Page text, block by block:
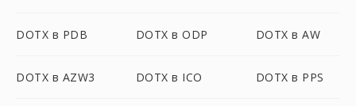
DOTX в PDB DOTX в ODP DOTX в AW
DOTX в AZW3 DOTX в ICO DOTX в PPS